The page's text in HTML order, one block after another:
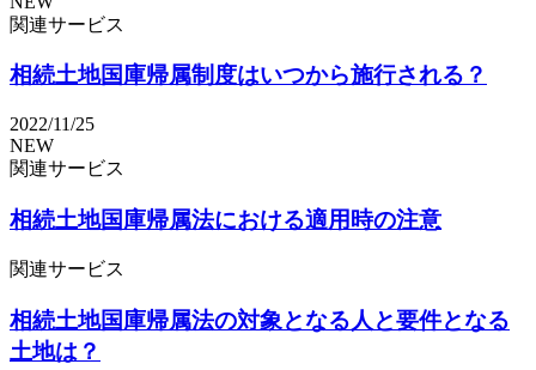
関連サービス
相続土地国庫帰属制度はいつから施行される？
2022/11/25
NEW
関連サービス
相続土地国庫帰属法における適用時の注意
関連サービス
相続土地国庫帰属法の対象となる人と要件となる
土地は？